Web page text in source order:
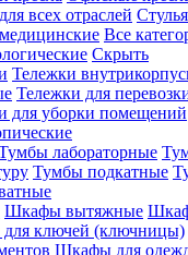
всех отраслей
Все
Скрыть
Тележки
Тележки для
для уборки помещений
лабораторные
Тумбы подкатные
Шкафы вытяжные
ключей (ключницы)
Шкафы для